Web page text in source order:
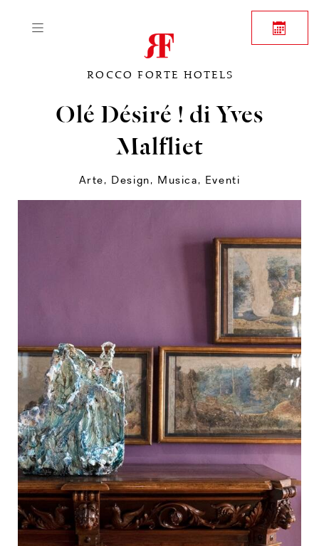
ROCCO FORTE HOTELS
Olé Désiré ! di Yves
Malfliet
Arte, Design, Musica, Eventi